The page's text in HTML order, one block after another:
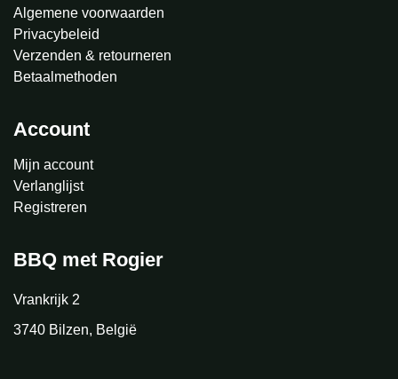
Algemene voorwaarden
Privacybeleid
Verzenden & retourneren
Betaalmethoden
Account
Mijn account
Verlanglijst
Registreren
BBQ met Rogier
Vrankrijk 2
3740 Bilzen, België